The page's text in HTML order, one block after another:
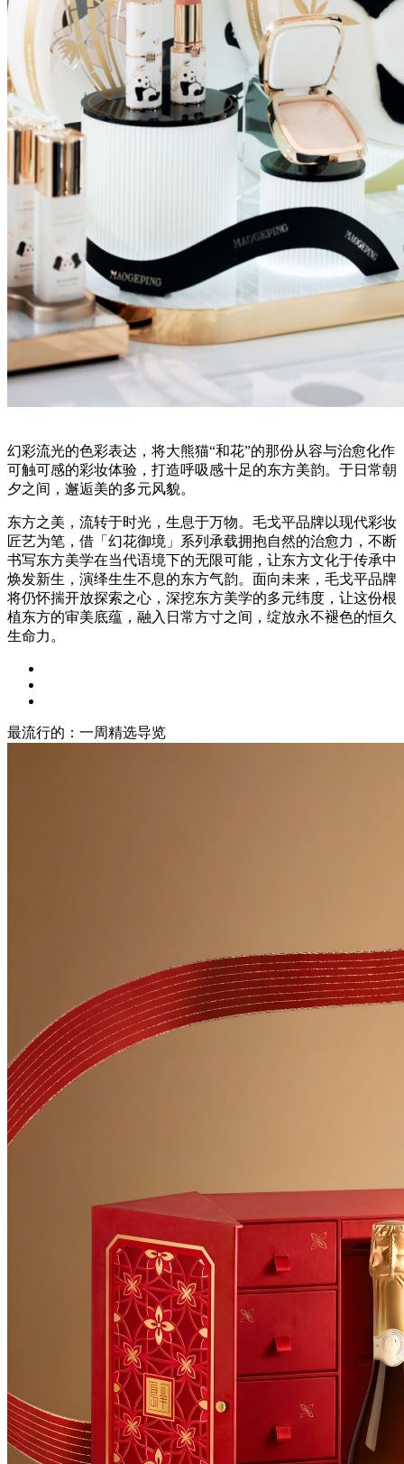
幻彩流光的色彩表达，将大熊猫“和花”的那份从容与治愈化作
可触可感的彩妆体验，打造呼吸感十足的东方美韵。于日常朝
夕之间，邂逅美的多元风貌。
东方之美，流转于时光，生息于万物。毛戈平品牌以现代彩妆
匠艺为笔，借「幻花御境」系列承载拥抱自然的治愈力，不断
书写东方美学在当代语境下的无限可能，让东方文化于传承中
焕发新生，演绎生生不息的东方气韵。面向未来，毛戈平品牌
将仍怀揣开放探索之心，深挖东方美学的多元纬度，让这份根
植东方的审美底蕴，融入日常方寸之间，绽放永不褪色的恒久
生命力。
最流行的：一周精选导览